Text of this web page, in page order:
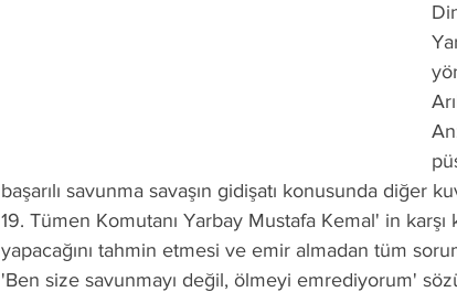
başarılı savunma savaşın gidişatı konusunda diğer
19. Tümen Komutanı Yarbay Mustafa Kemal' in
yapacağını tahmin etmesi ve emir almadan tüm
'Ben size savunmayı değil, ölmeyi emrediyorum'